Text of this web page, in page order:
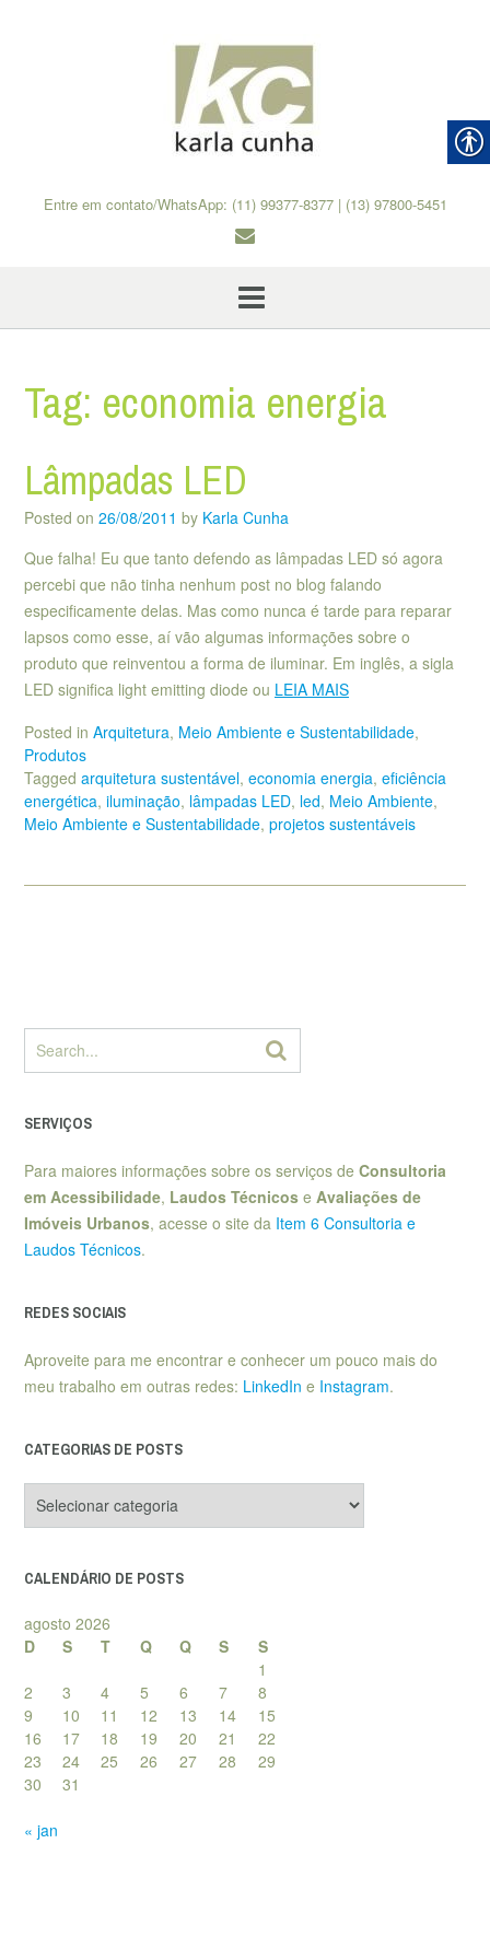
Entre em contato/WhatsApp: (11) 99377-8377 | (13) 97800-5451
Tag: economia energia
Lâmpadas LED
Posted on 26/08/2011 by Karla Cunha
Que falha! Eu que tanto defendo as lâmpadas LED só agora
percebi que não tinha nenhum post no blog falando
especificamente delas. Mas como nunca é tarde para reparar
lapsos como esse, aí vão algumas informações sobre o
produto que reinventou a forma de iluminar. Em inglês, a sigla
LED significa light emitting diode ou LEIA MAIS
Posted in Arquitetura, Meio Ambiente e Sustentabilidade,
Produtos
Tagged arquitetura sustentável, economia energia, eficiência
energética, iluminação, lâmpadas LED, led, Meio Ambiente,
Meio Ambiente e Sustentabilidade, projetos sustentáveis
SERVIÇOS
Para maiores informações sobre os serviços de Consultoria
em Acessibilidade, Laudos Técnicos e Avaliações de
Imóveis Urbanos, acesse o site da Item 6 Consultoria e
Laudos Técnicos.
REDES SOCIAIS
Aproveite para me encontrar e conhecer um pouco mais do
meu trabalho em outras redes: LinkedIn e Instagram.
CATEGORIAS DE POSTS
de
CALENDÁRIO DE POSTS
agosto 2026
D
S T Q Q S
S
1
2
3 4 5 6 7
8
9
10 11 12 13 14
15
16
17 18 19 20 21
22
23
24 25 26 27 28
29
30
31
« jan